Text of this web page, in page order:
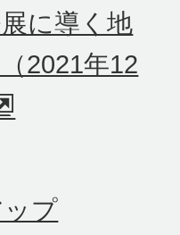
に導く地
2021年12
プ